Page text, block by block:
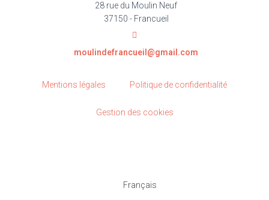
28 rue du Moulin Neuf
37150 - Francueil
moulindefrancueil@gmail.com
Mentions légales Politique de confidentialité
Gestion des cookies
Français